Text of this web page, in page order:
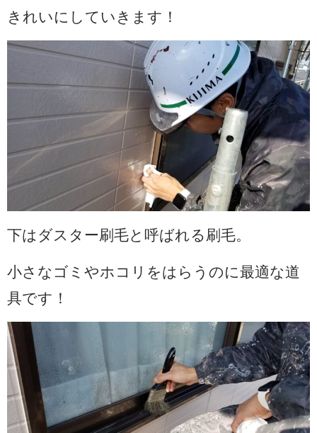
きれいにしていきます！
下はダスター刷毛と呼ばれる刷毛。
小さなゴミやホコリをはらうのに最適な道
具です！